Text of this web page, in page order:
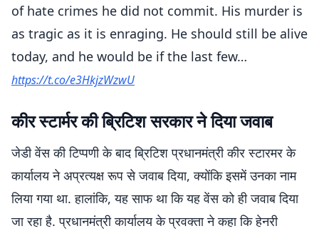
of hate crimes he did not commit. His murder is
as tragic as it is enraging. He should still be alive
today, and he would be if the last few…
https://t.co/e3HkjzWzwU
कीर स्टार्मर की ब्रिटिश सरकार ने दिया जवाब
जेडी वेंस की टिप्पणी के बाद ब्रिटिश प्रधानमंत्री कीर स्टारमर के
कार्यालय ने अप्रत्यक्ष रूप से जवाब दिया, क्योंकि इसमें उनका नाम
लिया गया था. हालांकि, यह साफ था कि यह वेंस को ही जवाब दिया
जा रहा है. प्रधानमंत्री कार्यालय के प्रवक्ता ने कहा कि हेनरी